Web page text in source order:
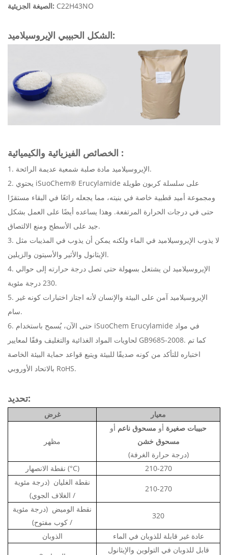
الصيغة الجزيئية: C22H43NO
الشكل الحبيبي الإيروسيلاميد:
:
1. الإيروسيلاميد مادة صلبة شمعية عديمة الرائحة.
2. يحتوي iSuoChem® Erucylamide على سلسلة كربون طويلة
ومجموعة أميد قطبية خاصة في بنيته، مما يجعله رائعًا في البقاء مستقرًا
حتى في درجات الحرارة المرتفعة. وهذا يساعده أيضًا على العمل بشكل
جيد على الأسطح ومنع الالتصاق.
3. لا يذوب الإيروسيلاميد في الماء ولكنه يمكن أن يذوب في المذيبات مثل
الإيثانول والأثير والأسيتون والزيلين.
4. الإيروسيلاميد لن يشتعل بسهولة حتى تصل درجة حرارته إلى حوالي
230 درجة مئوية.
5. الإيروسيلاميد آمن على البيئة والإنسان لأنه اجتاز اختبارات كونه غير
سام.
6. حتى الآن، يُسمح باستخدام iSuoChem Erucylamide في مواد
لحاويات المواد الغذائية والتغليف وفقًا لمعايير GB9685-2008. كما تم
اختباره للتأكد من كونه صديقًا للبيئة ويتبع قواعد حماية البيئة الخاصة
بالاتحاد الأوروبي RoHS.
تحديد:
غرض معيار
مظهر
حبيبات صغيرة أو مسحوق ناعم أو
مسحوق خشن
(درجة حرارة الغرفة)
نقطة الانصهار (°C)
210-270
نقطة الغليان (درجة مئوية
/ الغلاف الجوي)
210-270
نقطة الوميض (درجة مئوية
/ كوب مفتوح)
320
الذوبان عادة غير قابلة للذوبان في الماء
قابل للذوبان في التولوين والإيثانول